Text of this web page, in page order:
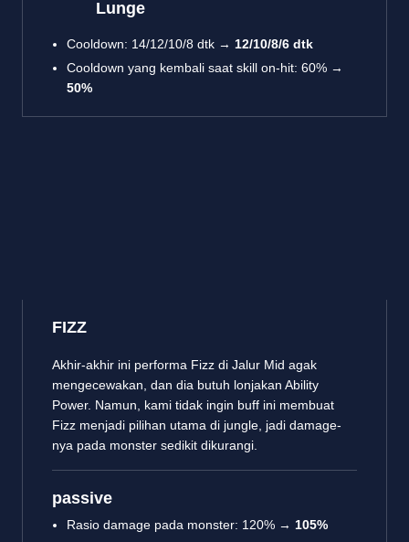
Lunge
Cooldown: 14/12/10/8 dtk → 12/10/8/6 dtk
Cooldown yang kembali saat skill on-hit: 60% →
50%
FIZZ
Akhir-akhir ini performa Fizz di Jalur Mid agak
mengecewakan, dan dia butuh lonjakan Ability
Power. Namun, kami tidak ingin buff ini membuat
Fizz menjadi pilihan utama di jungle, jadi damage-
nya pada monster sedikit dikurangi.
passive
Rasio damage pada monster: 120% → 105%